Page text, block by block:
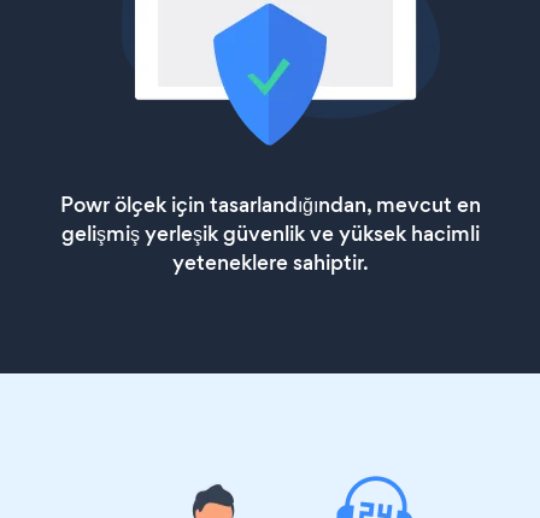
Powr ölçek için tasarlandığından, mevcut en
gelişmiş yerleşik güvenlik ve yüksek hacimli
yeteneklere sahiptir.